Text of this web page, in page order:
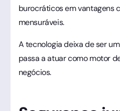
burocráticos em vantagens
mensuráveis.
A tecnologia deixa de ser
passa a atuar como motor
negócios.